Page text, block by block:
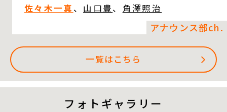
佐々木一真 、 山口豊、 角澤照治
アナウンス部ch.
一覧はこちら
フォトギャラリー